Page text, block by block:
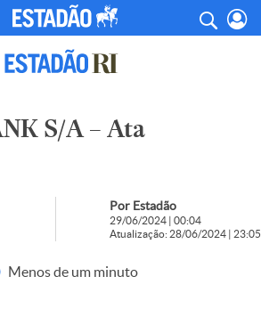
S/A – Ata
Por Estadão
29/06/2024 | 00:04
Atualização: 28/06/2024 | 23:05
Menos de um minuto